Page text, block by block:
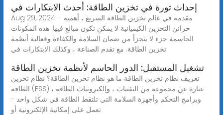
إحداث ثورة في تخزين الطاقة: أحدث الابتكارات في
Aug 29, 2024 · مقدمة في عالم تخزين الطاقة السريع ، أهمية
خزائن التخزين الكيميائية لا يمكن تكون مبالغ فيها. هذه المكونات
الحاسمة جزء لا يتجزأ من ضمان السلامة والكفاءة وفعالية أنظمة
تخزين الطاقة. مع تقدم الصناعة ، وكذلك الابتكارات في
تشغيل المستقبل: الدور الحاسم لأنظمة تخزين الطاقة
تعريف نظام تخزين الطاقة ما هو نظام تخزين الطاقة؟ نظام تخزين
الطاقة (ESS) عبارة عن مجموعة من التقنيات ، وإلكترونيات الطاقة ،
وبرامج التحكم وأجهزة السلامة التي تلتقط الطاقة في شكل واحد -
تعمل على إمكانية الإلكترونية أو